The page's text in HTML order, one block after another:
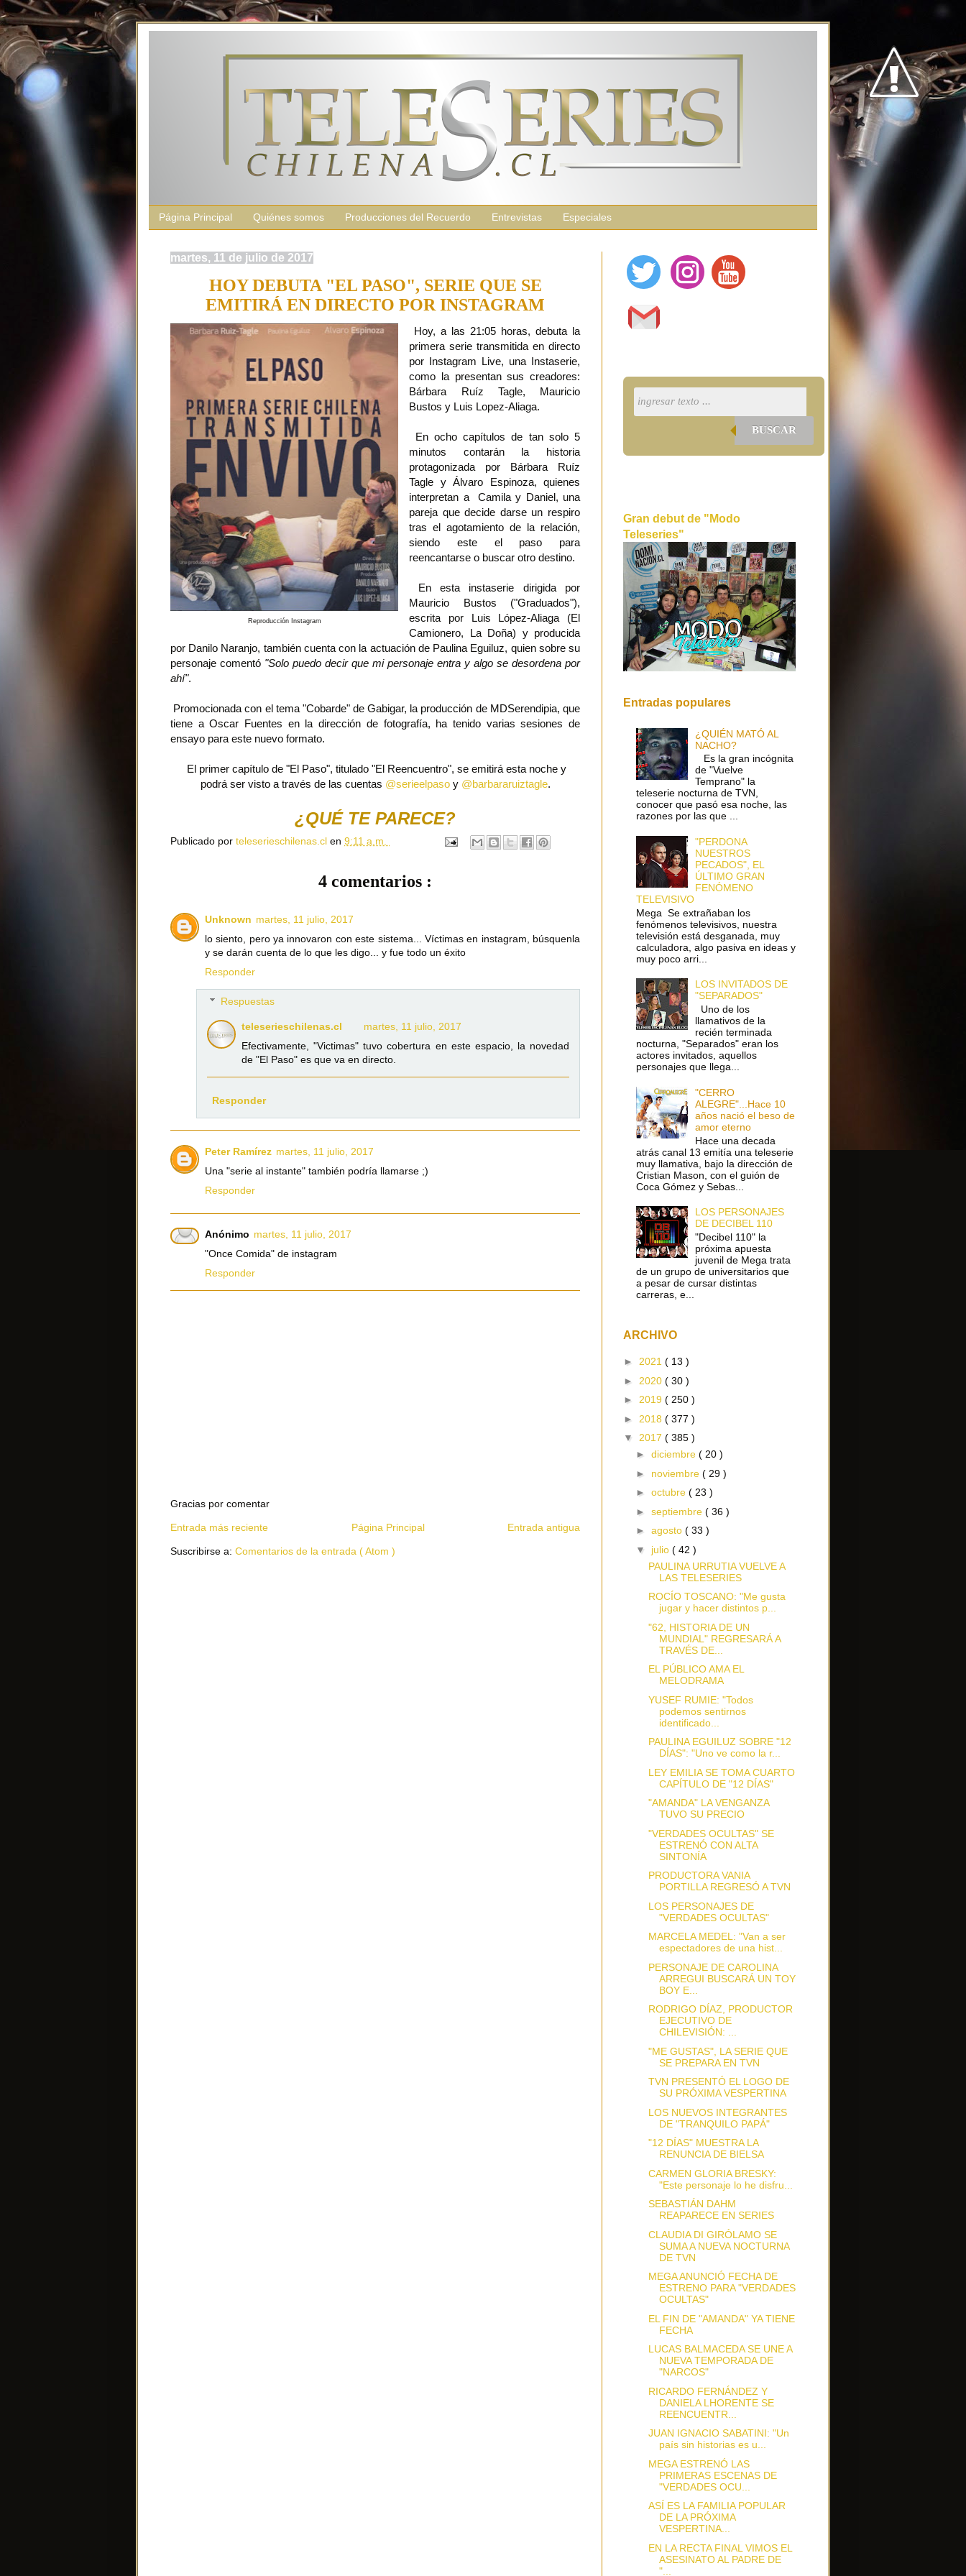
Página Principal Quiénes somos Producciones del Recuerdo Entrevistas Especiales
martes, 11 de julio de 2017
HOY DEBUTA "EL PASO", SERIE QUE SE
EMITIRÁ EN DIRECTO POR INSTAGRAM
Reproducción Instagram
Hoy, a las 21:05 horas, debuta la
primera serie transmitida en directo
por Instagram Live, una Instaserie,
como la presentan sus creadores:
Bárbara Ruíz Tagle, Mauricio
Bustos y Luis Lopez-Aliaga.
En ocho capítulos de tan solo 5
minutos contarán la historia
protagonizada por Bárbara Ruíz
Tagle y Álvaro Espinoza, quienes
interpretan a Camila y Daniel, una
pareja que decide darse un respiro
tras el agotamiento de la relación,
siendo este el paso para
reencantarse o buscar otro destino.
En esta instaserie dirigida por
Mauricio Bustos ("Graduados"),
escrita por Luis López-Aliaga (El
Camionero, La Doña) y producida
por Danilo Naranjo, también cuenta con la actuación de Paulina Eguiluz, quien sobre su
personaje comentó "Solo puedo decir que mi personaje entra y algo se desordena por
ahí".
Promocionada con el tema "Cobarde" de Gabigar, la producción de MDSerendipia, que
tiene a Oscar Fuentes en la dirección de fotografía, ha tenido varias sesiones de
ensayo para este nuevo formato.
El primer capítulo de "El Paso", titulado "El Reencuentro", se emitirá esta noche y
podrá ser visto a través de las cuentas @serieelpasoy @barbararuiztagle.
¿QUÉ TE PARECE?
Publicado por teleserieschilenas.cl en 9:11 a.m.
4 comentarios :
Unknown martes, 11 julio, 2017
lo siento, pero ya innovaron con este sistema... Víctimas en instagram, búsquenla
y se darán cuenta de lo que les digo... y fue todo un éxito
Responder
Respuestas
teleserieschilenas.cl
martes, 11 julio, 2017
Efectivamente, "Victimas" tuvo cobertura en este espacio, la novedad
de "El Paso" es que va en directo.
Responder
Peter Ramírez martes, 11 julio, 2017
Una "serie al instante" también podría llamarse ;)
Responder
Anónimo martes, 11 julio, 2017
"Once Comida" de instagram
Responder
Gracias por comentar
Entrada más reciente Entrada antigua
Página Principal
Suscribirse a: Comentarios de la entrada ( Atom )
BUSCAR
Gran debut de "Modo
Teleseries"
Entradas populares
¿QUIÉN MATÓ AL
NACHO?
Es la gran incógnita
de "Vuelve
Temprano" la
teleserie nocturna de TVN,
conocer que pasó esa noche, las
razones por las que ...
"PERDONA
NUESTROS
PECADOS", EL
ÚLTIMO GRAN
FENÓMENO
TELEVISIVO
Mega Se extrañaban los
fenómenos televisivos, nuestra
televisión está desganada, muy
calculadora, algo pasiva en ideas y
muy poco arri...
LOS INVITADOS DE
"SEPARADOS"
Uno de los
llamativos de la
recién terminada
nocturna, "Separados" eran los
actores invitados, aquellos
personajes que llega...
"CERRO
ALEGRE"...Hace 10
años nació el beso de
amor eterno
Hace una decada
atrás canal 13 emitía una teleserie
muy llamativa, bajo la dirección de
Cristian Mason, con el guión de
Coca Gómez y Sebas...
LOS PERSONAJES
DE DECIBEL 110
"Decibel 110" la
próxima apuesta
juvenil de Mega trata
de un grupo de universitarios que
a pesar de cursar distintas
carreras, e...
ARCHIVO
► 2021 ( 13 )
► 2020 ( 30 )
► 2019 ( 250 )
► 2018 ( 377 )
▼ 2017 ( 385 )
► diciembre ( 20 )
► noviembre ( 29 )
► octubre ( 23 )
► septiembre ( 36 )
► agosto ( 33 )
▼ julio ( 42 )
PAULINA URRUTIA VUELVE A
LAS TELESERIES
ROCÍO TOSCANO: "Me gusta
jugar y hacer distintos p...
"62, HISTORIA DE UN
MUNDIAL" REGRESARÁ A
TRAVÉS DE...
EL PÚBLICO AMA EL
MELODRAMA
YUSEF RUMIE: "Todos
podemos sentirnos
identificado...
PAULINA EGUILUZ SOBRE "12
DÍAS": "Uno ve como la r...
LEY EMILIA SE TOMA CUARTO
CAPÍTULO DE "12 DÍAS"
"AMANDA" LA VENGANZA
TUVO SU PRECIO
"VERDADES OCULTAS" SE
ESTRENÓ CON ALTA
SINTONÍA
PRODUCTORA VANIA
PORTILLA REGRESÓ A TVN
LOS PERSONAJES DE
"VERDADES OCULTAS"
MARCELA MEDEL: "Van a ser
espectadores de una hist...
PERSONAJE DE CAROLINA
ARREGUI BUSCARÁ UN TOY
BOY E...
RODRIGO DÍAZ, PRODUCTOR
EJECUTIVO DE
CHILEVISIÓN: ...
"ME GUSTAS", LA SERIE QUE
SE PREPARA EN TVN
TVN PRESENTÓ EL LOGO DE
SU PRÓXIMA VESPERTINA
LOS NUEVOS INTEGRANTES
DE "TRANQUILO PAPÁ"
"12 DÍAS" MUESTRA LA
RENUNCIA DE BIELSA
CARMEN GLORIA BRESKY:
"Este personaje lo he disfru...
SEBASTIÁN DAHM
REAPARECE EN SERIES
CLAUDIA DI GIRÓLAMO SE
SUMA A NUEVA NOCTURNA
DE TVN
MEGA ANUNCIÓ FECHA DE
ESTRENO PARA "VERDADES
OCULTAS"
EL FIN DE "AMANDA" YA TIENE
FECHA
LUCAS BALMACEDA SE UNE A
NUEVA TEMPORADA DE
"NARCOS"
RICARDO FERNÁNDEZ Y
DANIELA LHORENTE SE
REENCUENTR...
JUAN IGNACIO SABATINI: "Un
país sin historias es u...
MEGA ESTRENÓ LAS
PRIMERAS ESCENAS DE
"VERDADES OCU...
ASÍ ES LA FAMILIA POPULAR
DE LA PRÓXIMA
VESPERTINA...
EN LA RECTA FINAL VIMOS EL
ASESINATO AL PADRE DE
"...